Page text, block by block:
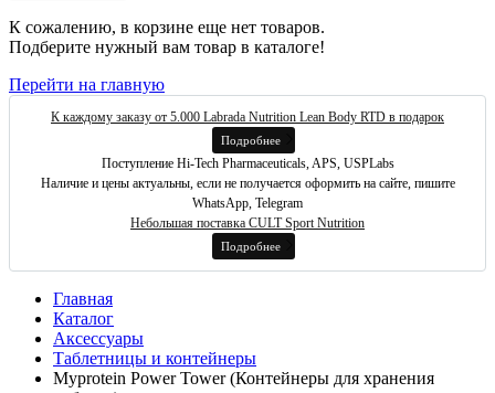
К сожалению, в корзине еще нет товаров.
Подберите нужный вам товар в каталоге!
Перейти на главную
К каждому заказу от 5.000 Labrada Nutrition Lean Body RTD в подарок
Подробнее
Поступление Hi-Tech Pharmaceuticals, APS, USPLabs
Наличие и цены актуальны, если не получается оформить на сайте, пишите
WhatsApp, Telegram
Небольшая поставка CULT Sport Nutrition
Подробнее
Главная
Каталог
Аксессуары
Таблетницы и контейнеры
Myprotein Power Tower (Контейнеры для хранения